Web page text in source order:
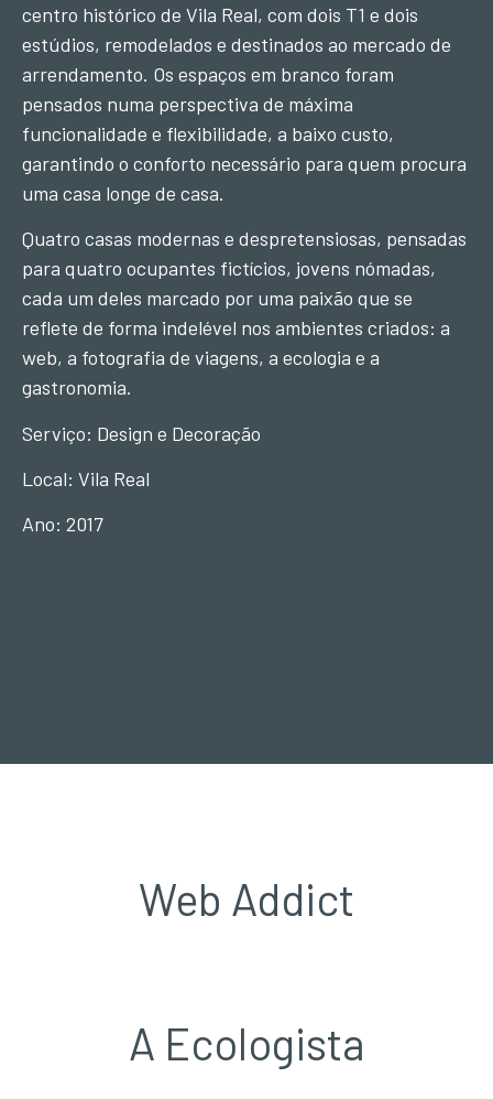
centro histórico de Vila Real, com dois T1 e dois
estúdios, remodelados e destinados ao mercado de
arrendamento. Os espaços em branco foram
pensados numa perspectiva de máxima
funcionalidade e flexibilidade, a baixo custo,
garantindo o conforto necessário para quem procura
uma casa longe de casa.
Quatro casas modernas e despretensiosas, pensadas
para quatro ocupantes fictícios, jovens nómadas,
cada um deles marcado por uma paixão que se
reflete de forma indelével nos ambientes criados: a
web, a fotografia de viagens, a ecologia e a
gastronomia.
Serviço: Design e Decoração
Local: Vila Real
Ano: 2017
Web Addict
A Ecologista